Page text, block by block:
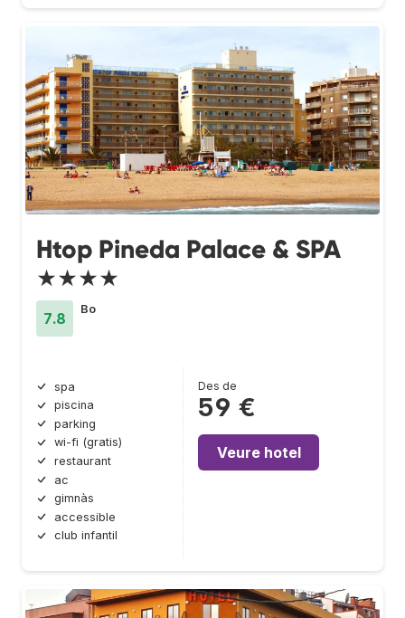
Htop Pineda Palace & SPA
★★★★
7.8
Bo
spa
piscina
parking
wi-fi (gratis)
restaurant
ac
gimnàs
accessible
club infantil
Des de
59 €
Veure hotel